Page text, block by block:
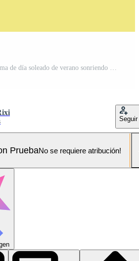
Lindo personaje de clima de día soleado de verano sonriendo con nubes en ilustración de vector de fondo amarillo Pro Vector y Pro SVG
Seguir
PruebaNo se requiere atribución!